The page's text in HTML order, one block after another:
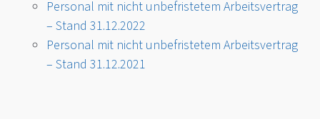
Personal mit nicht unbefristetem Arbeitsvertrag
– Stand 31.12.2022
Personal mit nicht unbefristetem Arbeitsvertrag
– Stand 31.12.2021